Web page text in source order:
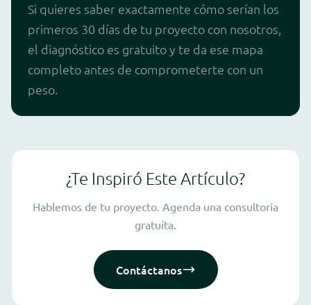
Si quieres saber exactamente cómo serían los
primeros 30 días de tu proyecto con nosotros,
el diagnóstico es gratuito y te da ese mapa
completo antes de comprometerte con un
peso.
¿Te Inspiró Este Artículo?
Hablemos de tu proyecto. Agenda una consultoría
gratuita.
Contáctanos